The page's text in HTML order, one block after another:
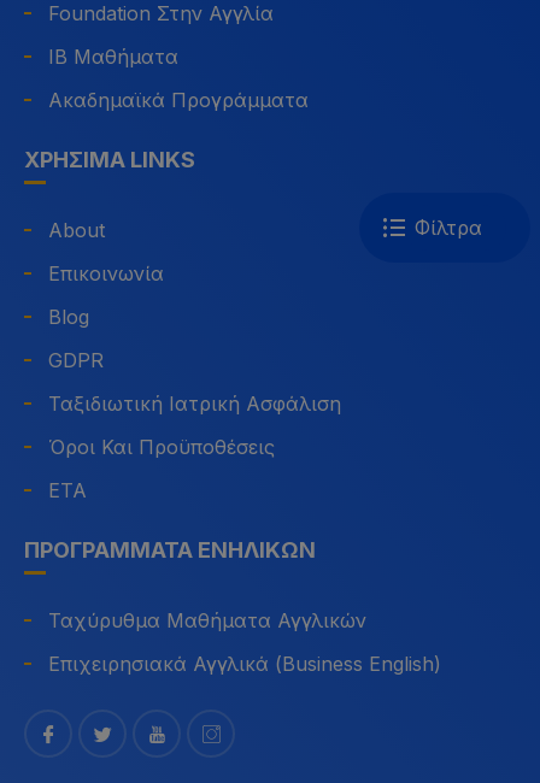
Φίλτρα
Foundation Στην Αγγλία
IB Μαθήματα
Ακαδημαϊκά Προγράμματα
ΧΡΉΣΙΜΑ LINKS
About
Επικοινωνία
Blog
GDPR
Ταξιδιωτική Ιατρική Ασφάλιση
Όροι Και Προϋποθέσεις
ETA
ΠΡΟΓΡΆΜΜΑΤΑ ΕΝΗΛΊΚΩΝ
Ταχύρυθμα Μαθήματα Αγγλικών
Επιχειρησιακά Αγγλικά (Business English)